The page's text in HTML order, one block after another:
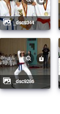
_dsc9344
_dsc9286